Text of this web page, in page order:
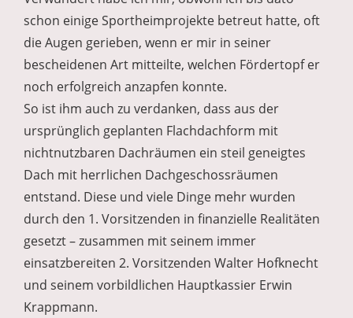
schon einige Sportheimprojekte betreut hatte, oft
die Augen gerieben, wenn er mir in seiner
bescheidenen Art mitteilte, welchen Fördertopf er
noch erfolgreich anzapfen konnte.
So ist ihm auch zu verdanken, dass aus der
ursprünglich geplanten Flachdachform mit
nichtnutzbaren Dachräumen ein steil geneigtes
Dach mit herrlichen Dachgeschossräumen
entstand. Diese und viele Dinge mehr wurden
durch den 1. Vorsitzenden in finanzielle Realitäten
gesetzt – zusammen mit seinem immer
einsatzbereiten 2. Vorsitzenden Walter Hofknecht
und seinem vorbildlichen Hauptkassier Erwin
Krappmann.